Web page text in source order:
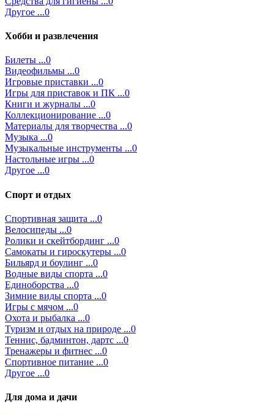
Другое ...0
Хобби и развлечения
Билеты ...0
Видеофильмы ...0
Игровые приставки ...0
Игры для приставок и ПК ...0
Книги и журналы ...0
Коллекционирование ...0
Материалы для творчества ...0
Музыка ...0
Музыкальные инструменты ...0
Настольные игры ...0
Другое ...0
Спорт и отдых
Спортивная защита ...0
Велосипеды ...0
Ролики и скейтбординг ...0
Самокаты и гироскутеры ...0
Бильярд и боулинг ...0
Водные виды спорта ...0
Единоборства ...0
Зимние виды спорта ...0
Игры с мячом ...0
Охота и рыбалка ...0
Туризм и отдых на природе ...0
Теннис, бадминтон, дартс ...0
Тренажеры и фитнес ...0
Спортивное питание ...0
Другое ...0
Для дома и дачи